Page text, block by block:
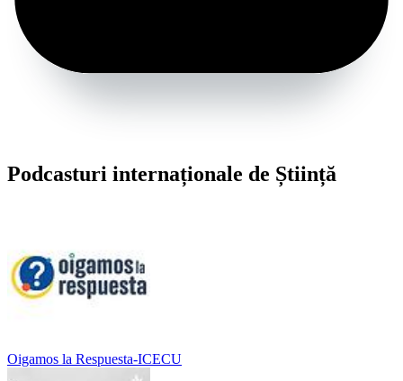
Podcasturi internaționale de Știință
Oigamos la Respuesta-ICECU